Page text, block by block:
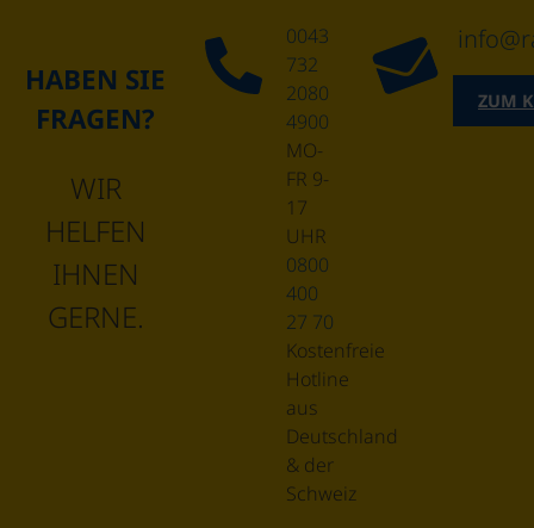
HABEN SIE
FRAGEN?
WIR
HELFEN
IHNEN
GERNE.
0043
732
2080
4900
MO-
FR 9-
17
UHR
0800
400
27 70
Kostenfreie
Hotline
aus
Deutschland
& der
Schweiz
ZUM